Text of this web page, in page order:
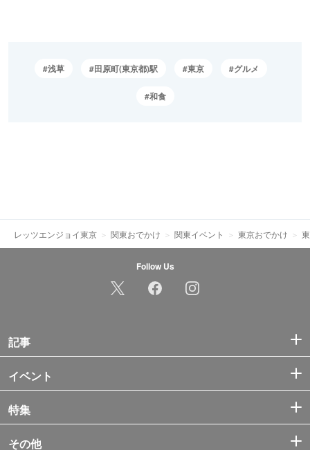
浅草 田原町(東京都)駅 東京 グルメ
和食
レッツエンジョイ東京 関東おでかけ 関東イベント 東京おでかけ
Follow Us
記事
イベント
特集
その他